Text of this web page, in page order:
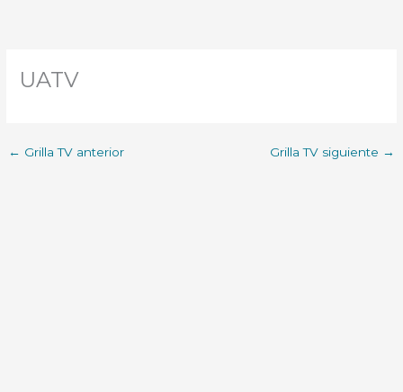
UATV
← Grilla TV anterior Grilla TV siguiente →